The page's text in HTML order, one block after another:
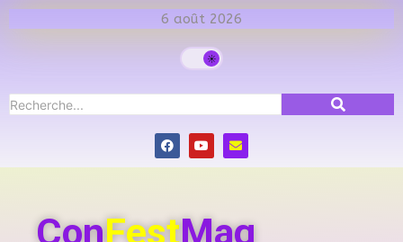
6 août 2026
ConFestMag